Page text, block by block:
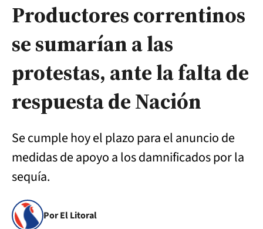
Productores correntinos
se sumarían a las
protestas, ante la falta de
respuesta de Nación
Se cumple hoy el plazo para el anuncio de
medidas de apoyo a los damnificados por la
sequía.
Por El Litoral